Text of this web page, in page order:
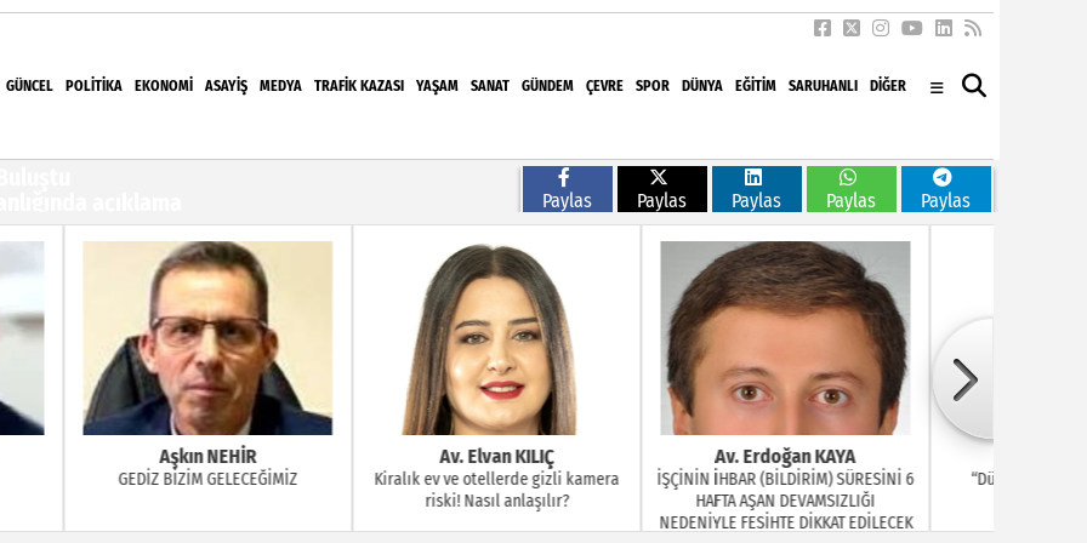
GÜNCEL POLITIKA EKONOMI ASAYIŞ MEDYA TRAFIK KAZASI YAŞAM SANAT GÜNDEM ÇEVRE SPOR DÜNYA EĞITIM SARUHANLI DİĞER
hayattan kopardı
"Baskılarla bizleri yıldıramayacaksınız"
Av. Elvan KILIÇ
Kiralık ev ve otellerde gizli kamera
Av. Erdoğan KAYA
İŞÇİNİN İHBAR (BİLDİRİM) SÜRESİNİ 6
HAFTA AŞAN DEVAMSIZLIĞI
NEDENİYLE FESİHTE DİKKAT EDİLECEK
Ayşe GERENTEPE
“Dünya Kız Çocuklar Günü” mü
Dediniz!...
Paylas Paylas Paylas Paylas Paylas